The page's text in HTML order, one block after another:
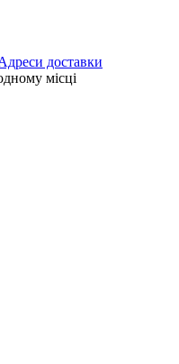
доставки
місці